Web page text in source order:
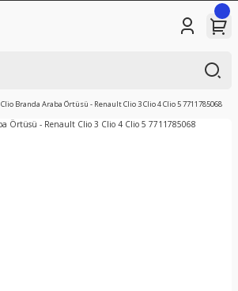
Clio Branda Araba Örtüsü - Renault Clio 3 Clio 4 Clio 5 7711785068